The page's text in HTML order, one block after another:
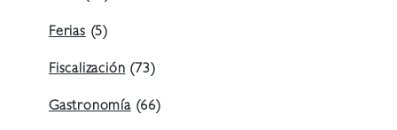
Ferias (5)
Fiscalización (73)
Gastronomía(66)